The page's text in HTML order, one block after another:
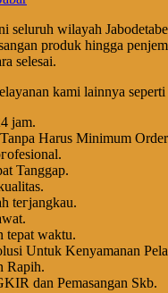
seluruh wilayah
produk hingga
selesai.
kami lainnya seperti
jam.
Harus Minimum
Tanggap.
tегјаngkаu.
tераt wаktu.
Untuk Kenyamanan
Rapih.
dan Pemasangan Skb.